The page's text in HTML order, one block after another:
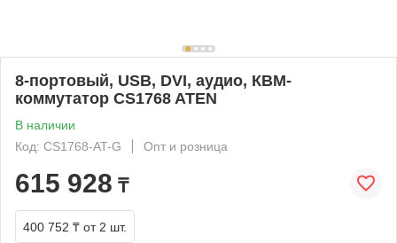
8-портовый, USB, DVI, аудио, КВМ-
коммутатор CS1768 ATEN
В наличии
Код: CS1768-AT-G
Опт и розница
615 928 ₸
400 752 ₸ от 2 шт.